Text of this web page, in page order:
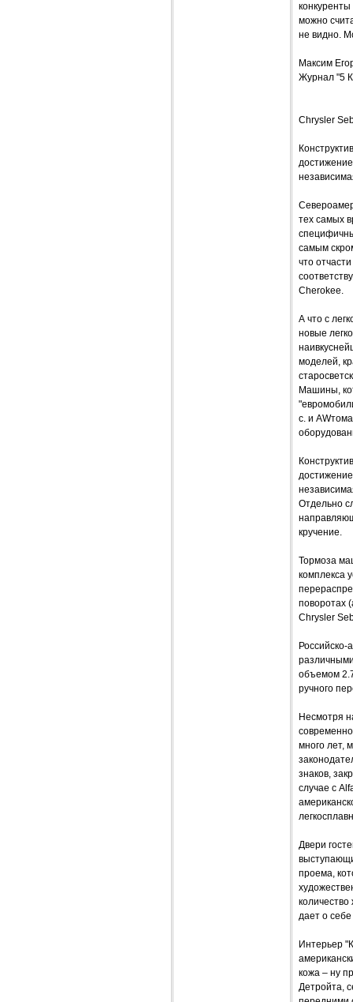
можно
не видно.
Максим
Журнал "5
Chrysler
тех самых
самым
что
Cherokee.
А что с
новые
моделей,
Машины,
с. и
Отдельно
кручение.
Тормоза
комплекса
поворотах
Chrysler
объемом
ручного
Несмотря
много лет,
знаков,
случае с
Двери
проема,
дает о
Интерьер
кожа – ну
Детройта,